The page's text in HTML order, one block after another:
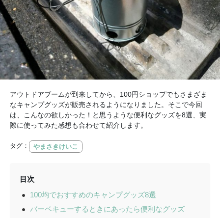
アウトドアブームが到来してから、100円ショップでもさまざま
なキャンプグッズが販売されるようになりました。そこで今回
は、こんなの欲しかった！と思うような便利なグッズを8選、実
際に使ってみた感想も合わせて紹介します。
タグ： やまさきけいこ
目次
100均でおすすめのキャンプグッズ8選
バーベキューするときにあったら便利なグッズ